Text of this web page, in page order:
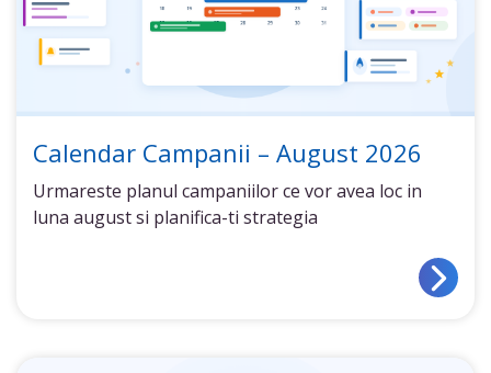
Calendar Campanii – August 2026
Urmareste planul campaniilor ce vor avea loc in
luna august si planifica-ti strategia